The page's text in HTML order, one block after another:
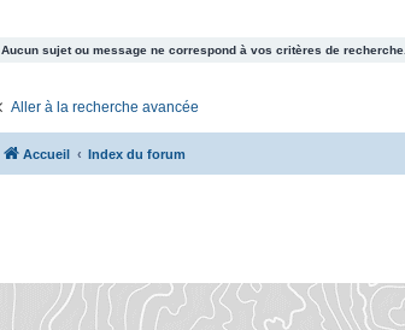
Aucun sujet ou message ne correspond à vos critères de recherche.
Aller à la recherche avancée
Accueil Index du forum